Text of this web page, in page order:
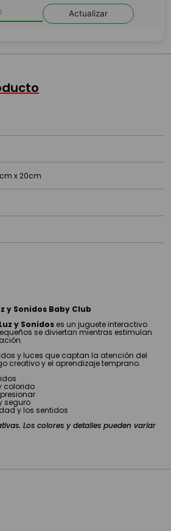
Actualizar
x 20cm
y Sonidos Baby Club
y Sonidos es un juguete interactivo
se diviertan mientras estimulan
y luces que captan la atención del
creativo y el aprendizaje temprano.
colorido
seguro
y los sentidos
Los colores y detalles pueden variar